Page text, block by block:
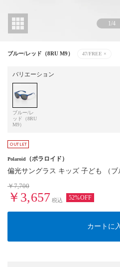
1/4
ブルー/レッド（8RU M9） 47/FREE ×
バリエーション
ブルー/レ
ッド（8RU
M9）
Polaroid （ポラロイド）
偏光サングラス キッズ 子ども （ブ
￥7,700
￥3,657 税込 52%OFF
カートに